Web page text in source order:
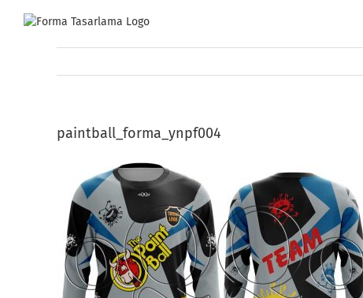
paintball_forma_ynpf004